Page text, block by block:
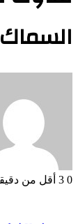
السماك
0
أقل من